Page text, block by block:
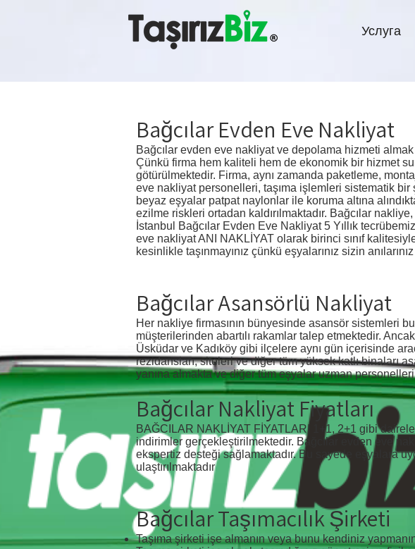
Услуга
Bağcılar Evden Eve Nakliyat
Bağcılar evden eve nakliyat ve depolama hizmeti
Çünkü firma hem kaliteli hem de ekonomik bir hizmet
götürülmektedir. Firma, aynı zamanda paketleme,
eve nakliyat personelleri, taşıma işlemleri sistematik
beyaz eşyalar patpat naylonlar ile koruma altına
ezilme riskleri ortadan kaldırılmaktadır. Bağcılar
İstanbul Bağcılar Evden Eve Nakliyat 5 Yıllık
eve nakliyat ANI NAKLİYAT olarak birinci sınıf
kesinlikle taşınmayınız çünkü eşyalarınız sizin
Bağcılar Asansörlü Nakliyat
Her nakliye firmasının bünyesinde asansör sistemleri
müşterilerinden abartılı rakamlar talep etmektedir.
Üsküdar ve Kadıköy gibi ilçelere aynı gün içerisinde
rezidansları, siteleri ve diğer tüm yüksek katlı binaları
yanına almakta ve diğer tüm eşyalar uzman
Bağcılar Nakliyat Fiyatları
BAĞCILAR NAKLİYAT FİYATLARI 1+1, 2+1 gibi
indirimler gerçekleştirilmektedir. Bağcılar evden eve
ekspertiz desteği sağlamaktadır. Bu sayede eşyalara
ulaştırılmaktadır
Bağcılar Taşımacılık Şirketi
Taşıma şirketi işe almanın veya bunu kendiniz